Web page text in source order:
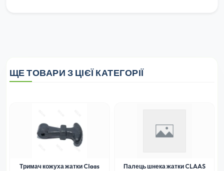
ЩЕ ТОВАРИ З ЦІЄЇ КАТЕГОРІЇ
Тримач кожуха жатки Claas Палець шнека жатки CLAAS